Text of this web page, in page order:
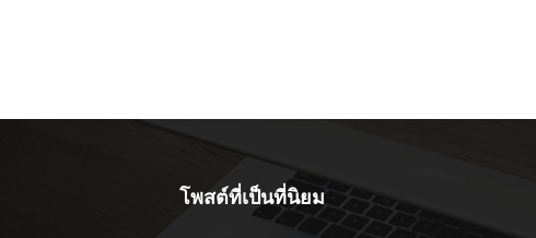
โพสต์ที่เป็นที่นิยม